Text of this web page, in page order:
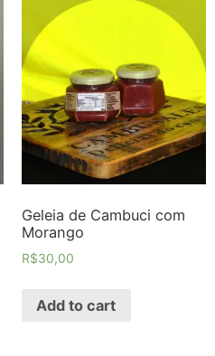
Geleia de Cambuci com
Morango
R$30,00
Add to cart